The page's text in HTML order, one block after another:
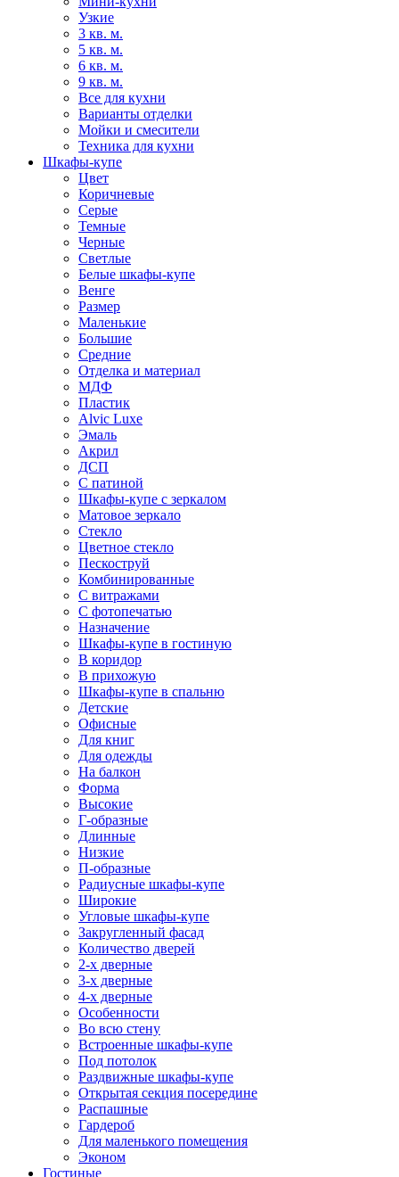
Узкие
3 кв. м.
5 кв. м.
6 кв. м.
9 кв. м.
Все для кухни
Варианты отделки
Мойки и смесители
Техника для кухни
Шкафы-купе
Цвет
Коричневые
Серые
Темные
Черные
Светлые
Белые шкафы-купе
Венге
Размер
Маленькие
Большие
Средние
Отделка и материал
МДФ
Пластик
Alvic Luxe
Эмаль
Акрил
ДСП
С патиной
Шкафы-купе с зеркалом
Матовое зеркало
Стекло
Цветное стекло
Пескоструй
Комбинированные
С витражами
С фотопечатью
Назначение
Шкафы-купе в гостиную
В коридор
В прихожую
Шкафы-купе в спальню
Детские
Офисные
Для книг
Для одежды
На балкон
Форма
Высокие
Г-образные
Длинные
Низкие
П-образные
Радиусные шкафы-купе
Широкие
Угловые шкафы-купе
Закругленный фасад
Количество дверей
2-х дверные
3-х дверные
4-х дверные
Особенности
Во всю стену
Встроенные шкафы-купе
Под потолок
Раздвижные шкафы-купе
Открытая секция посередине
Распашные
Гардероб
Для маленького помещения
Эконом
Гостиные